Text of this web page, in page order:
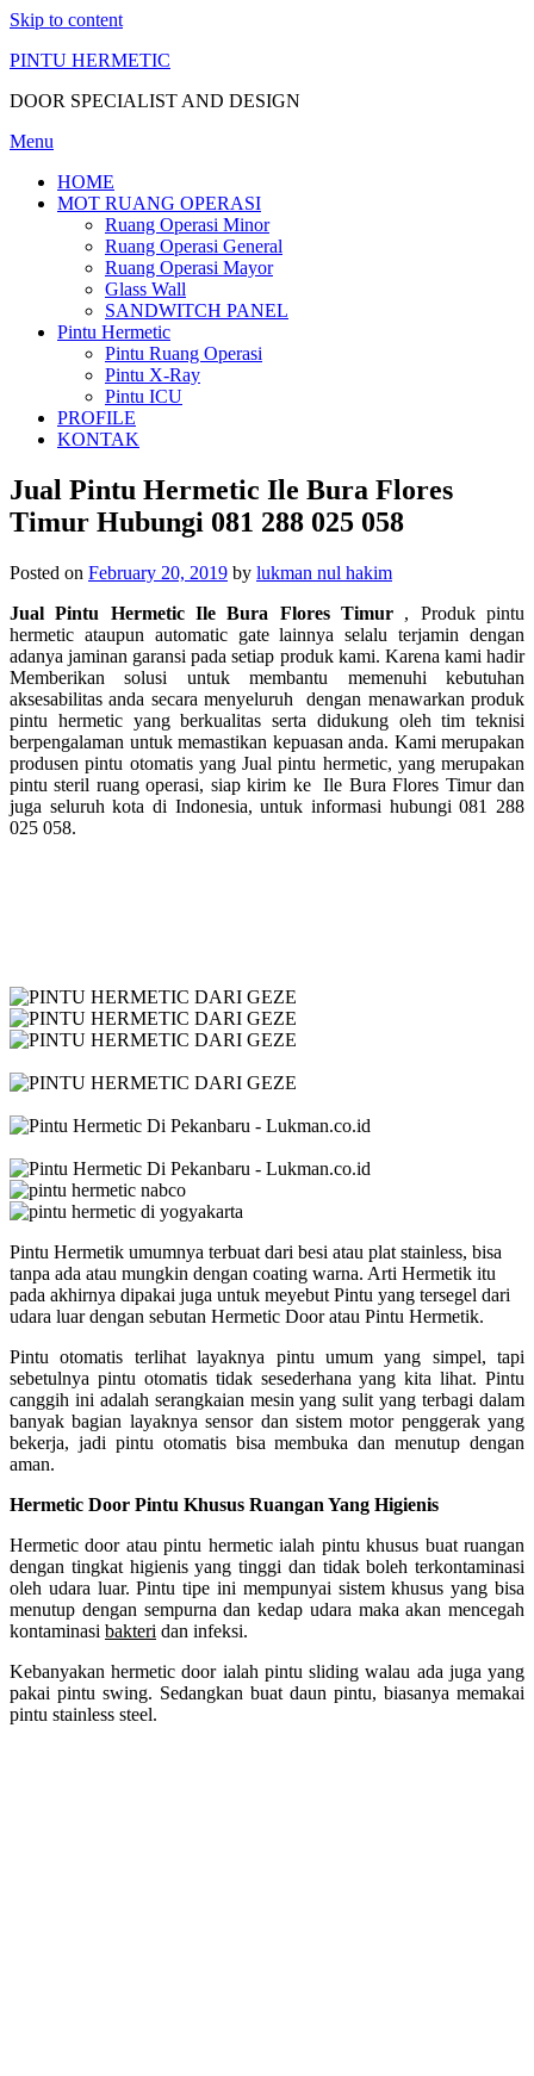
Skip to content
PINTU HERMETIC
DOOR SPECIALIST AND DESIGN
Menu
HOME
MOT RUANG OPERASI
Ruang Operasi Minor
Ruang Operasi General
Ruang Operasi Mayor
Glass Wall
SANDWITCH PANEL
Pintu Hermetic
Pintu Ruang Operasi
Pintu X-Ray
Pintu ICU
PROFILE
KONTAK
Jual Pintu Hermetic Ile Bura Flores
Timur Hubungi 081 288 025 058
Posted on February 20, 2019 by lukman nul hakim
Jual Pintu Hermetic Ile Bura Flores Timur , Produk pintu
hermetic ataupun automatic gate lainnya selalu terjamin dengan
adanya jaminan garansi pada setiap produk kami. Karena kami hadir
Memberikan solusi untuk membantu memenuhi kebutuhan
aksesabilitas anda secara menyeluruh dengan menawarkan produk
pintu hermetic yang berkualitas serta didukung oleh tim teknisi
berpengalaman untuk memastikan kepuasan anda. Kami merupakan
produsen pintu otomatis yang Jual pintu hermetic, yang merupakan
pintu steril ruang operasi, siap kirim ke Ile Bura Flores Timur dan
juga seluruh kota di Indonesia, untuk informasi hubungi 081 288
025 058.
Pintu Hermetik umumnya terbuat dari besi atau plat stainless, bisa
tanpa ada atau mungkin dengan coating warna. Arti Hermetik itu
pada akhirnya dipakai juga untuk meyebut Pintu yang tersegel dari
udara luar dengan sebutan Hermetic Door atau Pintu Hermetik.
Pintu otomatis terlihat layaknya pintu umum yang simpel, tapi
sebetulnya pintu otomatis tidak sesederhana yang kita lihat. Pintu
canggih ini adalah serangkaian mesin yang sulit yang terbagi dalam
banyak bagian layaknya sensor dan sistem motor penggerak yang
bekerja, jadi pintu otomatis bisa membuka dan menutup dengan
aman.
Hermetic Door Pintu Khusus Ruangan Yang Higienis
Hermetic door atau pintu hermetic ialah pintu khusus buat ruangan
dengan tingkat higienis yang tinggi dan tidak boleh terkontaminasi
oleh udara luar. Pintu tipe ini mempunyai sistem khusus yang bisa
menutup dengan sempurna dan kedap udara maka akan mencegah
kontaminasi bakteri dan infeksi.
Kebanyakan hermetic door ialah pintu sliding walau ada juga yang
pakai pintu swing. Sedangkan buat daun pintu, biasanya memakai
pintu stainless steel.